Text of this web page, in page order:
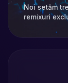
Noi setăm
remixuri